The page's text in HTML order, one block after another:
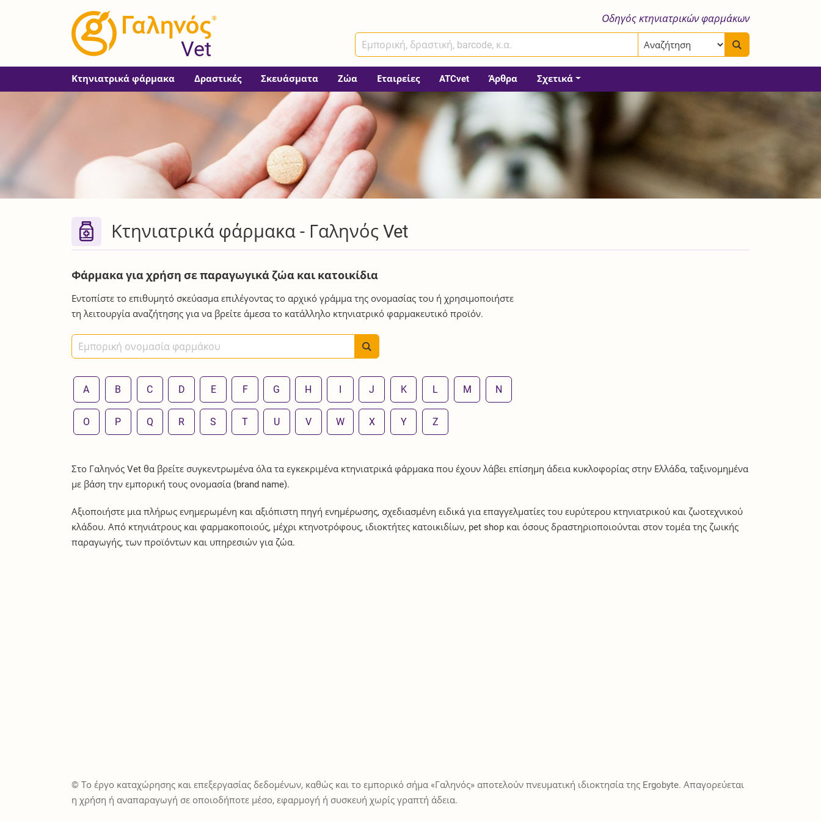
®
Vet
Οδηγός κτηνιατρικών φαρμάκων
Κτηνιατρικά φάρμακα Δραστικές Σκευάσματα Ζώα Εταιρείες ATCvet Άρθρα Σχετικά
Κτηνιατρικά φάρμακα - Γαληνός Vet
Φάρμακα για χρήση σε παραγωγικά ζώα και κατοικίδια
Εντοπίστε το επιθυμητό σκεύασμα επιλέγοντας το αρχικό γράμμα της ονομασίας του ή χρησιμοποιήστε
τη λειτουργία αναζήτησης για να βρείτε άμεσα το κατάλληλο κτηνιατρικό φαρμακευτικό προϊόν.
A B C D E F G H I J K L M N
O P Q R S T U V W X Y Z
Στο Γαληνός Vet θα βρείτε συγκεντρωμένα όλα τα εγκεκριμένα κτηνιατρικά φάρμακα που έχουν λάβει επίσημη άδεια κυκλοφορίας στην Ελλάδα, ταξινομημένα
με βάση την εμπορική τους ονομασία (brand name).
Αξιοποιήστε μια πλήρως ενημερωμένη και αξιόπιστη πηγή ενημέρωσης, σχεδιασμένη ειδικά για επαγγελματίες του ευρύτερου κτηνιατρικού και ζωοτεχνικού
κλάδου. Από κτηνιάτρους και φαρμακοποιούς, μέχρι κτηνοτρόφους, ιδιοκτήτες κατοικιδίων, pet shop και όσους δραστηριοποιούνται στον τομέα της ζωικής
παραγωγής, των προϊόντων και υπηρεσιών για ζώα.
© Το έργο καταχώρησης και επεξεργασίας δεδομένων, καθώς και το εμπορικό σήμα «Γαληνός» αποτελούν πνευματική ιδιοκτησία της Ergobyte. Απαγορεύεται
η χρήση ή αναπαραγωγή σε οποιοδήποτε μέσο, εφαρμογή ή συσκευή χωρίς γραπτή άδεια.